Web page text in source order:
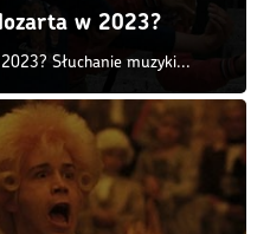
w 2023?
Słuchanie muzyki...